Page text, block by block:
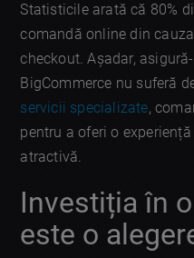
Statisticile arată că 80%
comandă online din
checkout. Așadar,
BigCommerce nu suferă
servicii specializate,
pentru a oferi o
atractivă.
Investiția în
este o